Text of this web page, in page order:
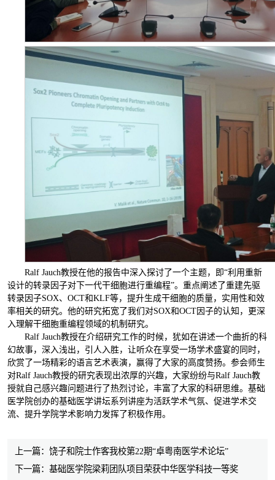
Ralf Jauch教授在他的报告中深入探讨了一个主题，即“利用重新
设计的转录因子对下一代干细胞进行重编程”。重点阐述了重建先驱
转录因子SOX、OCT和KLF等，提升生成干细胞的质量，实用性和效
率相关的研究。他的研究拓宽了我们对SOX和OCT因子的认知，更深
入理解干细胞重编程领域的机制研究。
Ralf Jauch教授在介绍研究工作的时候，犹如在讲述一个曲折的科
幻故事，深入浅出，引人入胜，让听众在享受一场学术盛宴的同时，
欣赏了一场精彩的语言艺术表演，赢得了大家的高度赞扬。参会师生
对Ralf Jauch教授的研究表现出浓厚的兴趣，大家纷纷与Ralf Jauch教
授就自己感兴趣问题进行了热烈讨论，丰富了大家的科研思维。基础
医学院创办的基础医学讲坛系列讲座为活跃学术气氛、促进学术交
流、提升学院学术影响力发挥了积极作用。
上一篇：饶子和院士作客我校第22期“卓粤南医学术论坛”
下一篇：基础医学院梁莉团队项目荣获中华医学科技一等奖